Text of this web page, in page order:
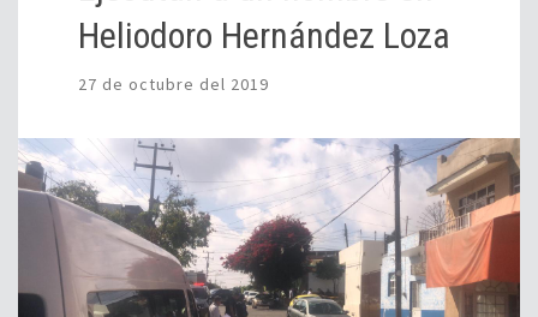
Heliodoro Hernández Loza
27 de octubre del 2019